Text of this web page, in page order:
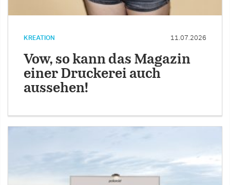
KREATION 11.07.2026
Vow, so kann das Magazin
einer Druckerei auch
aussehen!